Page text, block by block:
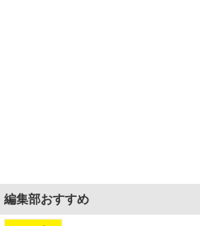
編集部おすすめ